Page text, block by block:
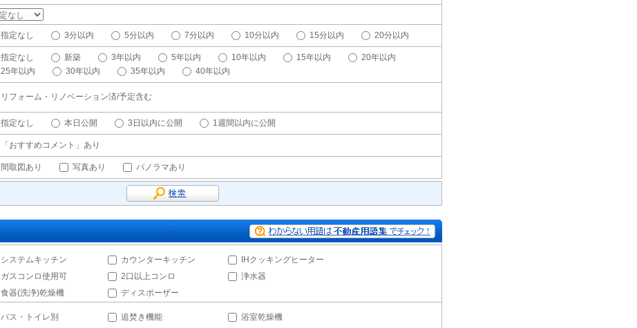
指定なし 3分以内 5分以内 7分以内 10分以内 15分以内 20分以内
指定なし 新築 3年以内 5年以内 10年以内 15年以内
20年以内
25年以内
30年以内 35年以内 40年以内
リフォーム・リノベーション済/予定含む
指定なし 本日公開 3日以内に公開 1週間以内に公開
「おすすめコメント」あり
間取図あり 写真あり パノラマあり
システムキッチン カウンターキッチン
IHクッキングヒーター
ガスコンロ使用可
2口以上コンロ
浄水器
食器(洗浄)乾燥機
ディスポーザー
バス・トイレ別 追焚き機能
浴室乾燥機